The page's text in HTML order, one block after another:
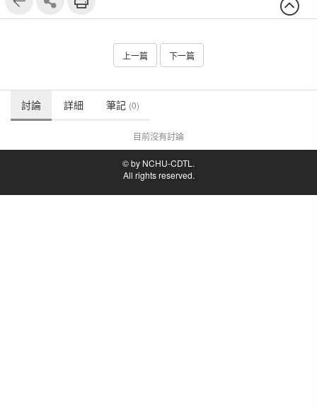
上一篇 下一篇
討論 詳細 筆記 (0)
目前沒有討論
© by NCHU-CDTL.
All rights reserved.